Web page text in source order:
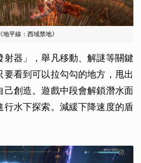
《地平線：西域禁地》
射器」，舉凡移動、解謎等關鍵
要看到可以拉勾勾的地方，甩出
己創造。遊戲中段會解鎖潛水面
行水下探索。減緩下降速度的盾